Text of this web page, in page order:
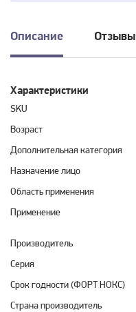
Описание Отзывы
Характеристики
SKU
Возраст
Дополнительная категория
Назначение лицо
Область применения
Применение
Производитель
Серия
Срок годности (ФОРТ НОКС)
Страна производитель